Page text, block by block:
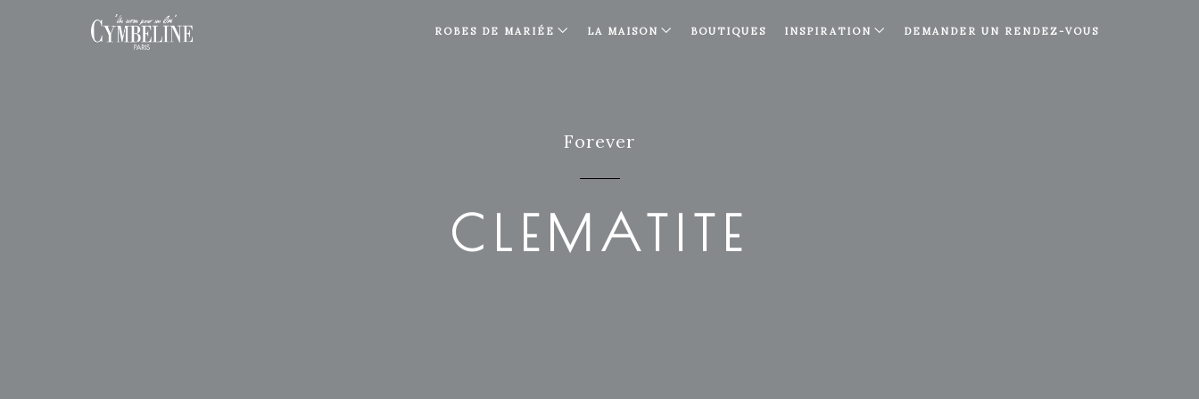
ROBES DE MARIÉE LA MAISON BOUTIQUES INSPIRATION DEMANDER UN RENDEZ-VOUS
Forever
CLEMATITE